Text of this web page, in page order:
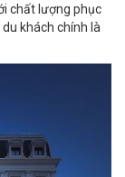
chất lượng phục
khách chính là